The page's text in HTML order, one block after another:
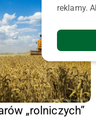
„rolniczych”
reklamy.